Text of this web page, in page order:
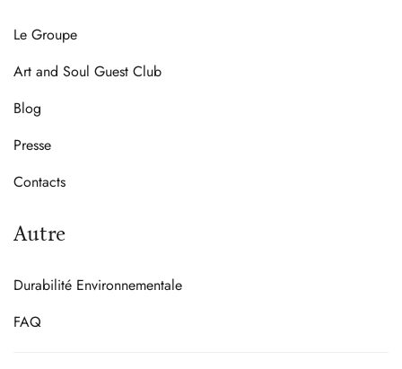
Le Groupe
Art and Soul Guest Club
Blog
Presse
Contacts
Autre
Durabilité Environnementale
FAQ